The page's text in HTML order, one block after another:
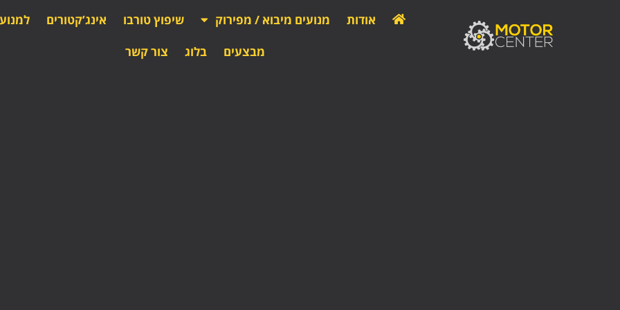
אודות מנועים מיבוא / מפירוק שיפוץ טורבו אינג’קטורים למנוע
מבצעים בלוג צור קשר